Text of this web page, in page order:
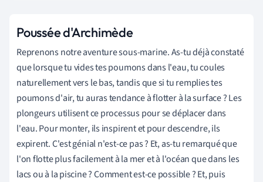
Poussée d'Archimède
Reprenons notre aventure sous-marine. As-tu déjà constaté
que lorsque tu vides tes poumons dans l'eau, tu coules
naturellement vers le bas, tandis que si tu remplies tes
poumons d'air, tu auras tendance à flotter à la surface ? Les
plongeurs utilisent ce processus pour se déplacer dans
l'eau. Pour monter, ils inspirent et pour descendre, ils
expirent. C'est génial n'est-ce pas ? Et, as-tu remarqué que
l'on flotte plus facilement à la mer et à l'océan que dans les
lacs ou à la piscine ?Comment est-ce possible ? Et, puis